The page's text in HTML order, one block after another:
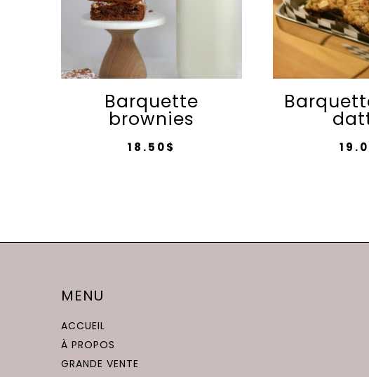
Barquette
brownies
18.50$
MENU
ACCUEIL
À PROPOS
GRANDE VENTE